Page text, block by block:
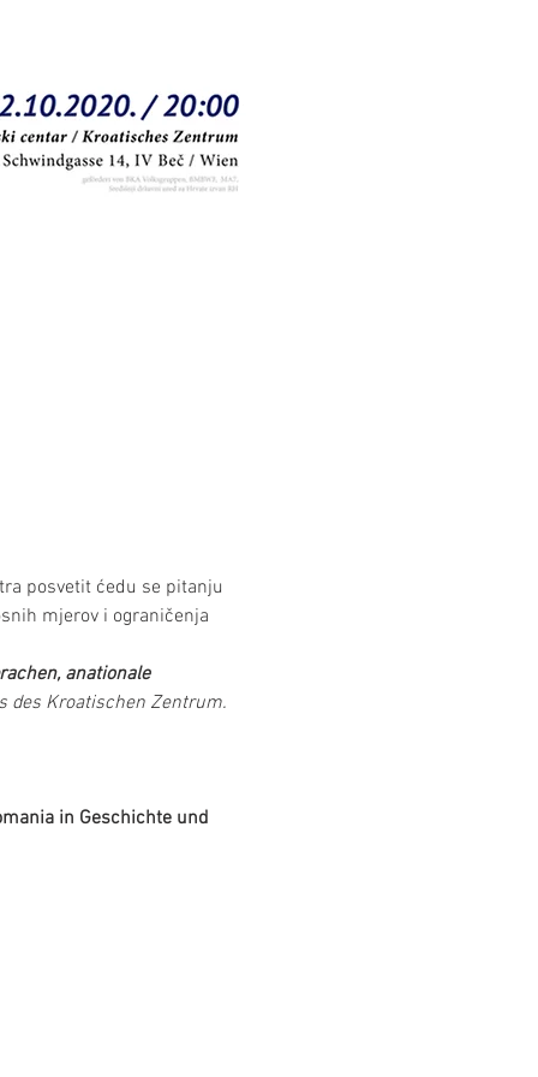
posvetit ćedu se pitanju
mjerov i ograničenja
anationale
des Kroatischen Zentrum.
in Geschichte und